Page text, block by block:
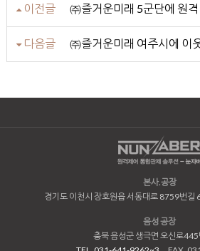
이전글 ㈜즐거운미래 5군단에 원
다음글 ㈜즐거운미래 여주시에 이
본사.공장
경기도 이천시 장호원읍 서동대로 8759번길
음성 공장
충북 음성군 생극면 오신로